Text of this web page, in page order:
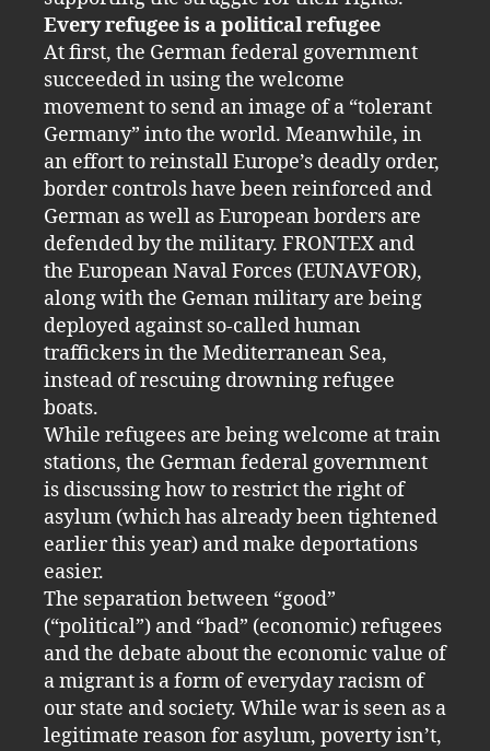
Every refugee is a political refugee
At first, the German federal government
succeeded in using the welcome
movement to send an image of a “tolerant
Germany” into the world. Meanwhile, in
an effort to reinstall Europe’s deadly order,
border controls have been reinforced and
German as well as European borders are
defended by the military. FRONTEX and
the European Naval Forces (EUNAVFOR),
along with the Geman military are being
deployed against so-called human
traffickers in the Mediterranean Sea,
instead of rescuing drowning refugee
boats.
While refugees are being welcome at train
stations, the German federal government
is discussing how to restrict the right of
asylum (which has already been tightened
earlier this year) and make deportations
easier.
The separation between “good”
(“political”) and “bad” (economic) refugees
and the debate about the economic value of
a migrant is a form of everyday racism of
our state and society. While war is seen as a
legitimate reason for asylum, poverty isn’t,